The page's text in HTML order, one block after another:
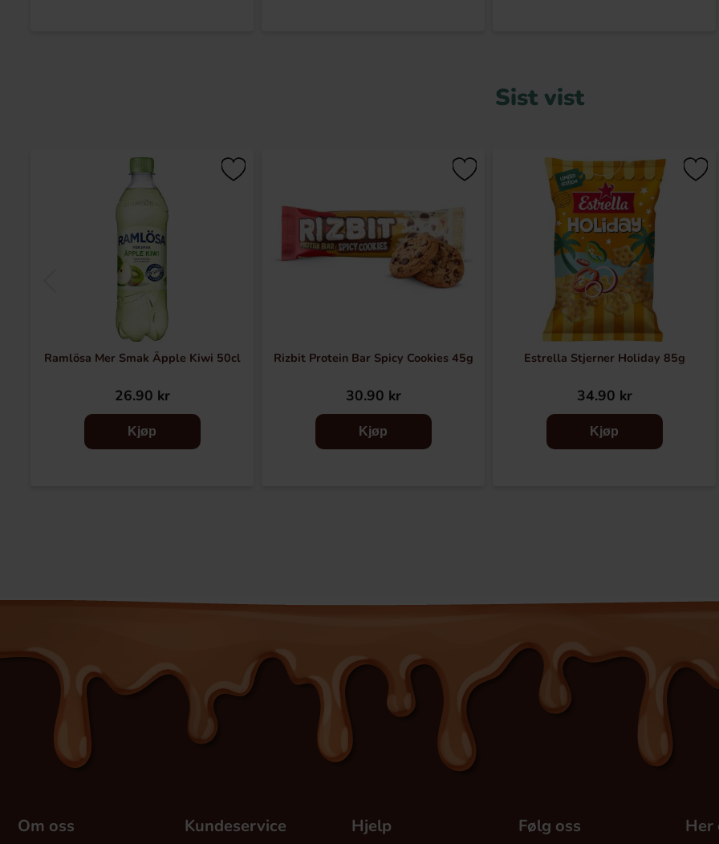
Sist vist
Ramlösa Mer Smak Äpple Kiwi 50cl
26.90 kr
Kjøp
Rizbit Protein Bar Spicy Cookies 45g
30.90 kr
Kjøp
Estrella Stjerner Holiday 85g
34.90 kr
Kjøp
Om oss Kundeservice Hjelp Følg oss Her